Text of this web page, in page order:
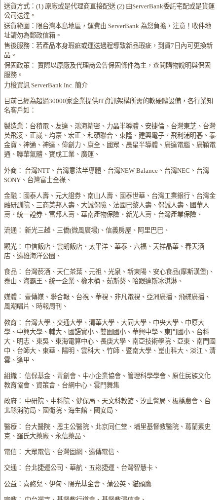
送貨方式：(1) 原廠或是代理商直接配送 (2) 由ServerBank委託宅配或是貨運
公司送達。
送貨範圍：限台灣本島地區，運費由 ServerBank 為您負擔，注意！收件地
址請勿為郵政信箱。
售後服務：若產品本身瑕疵或運送過程導致新品瑕疵，到貨7日內可更換新
品。
保固政策： 實際以原廠及代理商公告保固條件為主，查閱購物說明與保固
服務。
力梭資訊 ServerBank Inc. 簡介
目前已經為超過30000家企業提供IT資訊架構所需的軟硬體設備，各行業知
名客戶如：
製造業：台積電、友達、鴻海精密、力晶半導體、安捷倫、台灣東芝、台灣
英飛凌、正崴、均豪、宏正、和碩聯合、東隆、建興電子、飛利浦明碁、泰
金寶、神通、神達、偉創力、康全、國眾、晨星半導體、廣達電腦、廣穎電
通、聯華氣體、寶成工業、廣運、
外商： 台灣NTT、台灣意法半導體、台灣NEW Balance、台灣NEC、台灣
SONY、台灣富士全祿、
金融：國泰人壽、元大證券、南山人壽、國泰世華、台灣工業銀行、台灣金
融研訓院、三商美邦人壽、大誠保險、法國巴黎人壽、保誠人壽、國華人
壽、統一證券、富邦人壽、華南產物保險、新光人壽、台灣產業保險、
流通： 新光三越、三僑(微風廣場)、信義房屋、阿里巴巴、
觀光： 中信飯店、雲朗飯店、太平洋、華泰、六福、天祥晶華、春天酒
店、遠雄海洋公園、
食品： 台灣菸酒、天仁茶葉、元祖、光泉、新東陽、安心食品(摩斯漢堡)、
泰山、海霸王、統一企業、橡木桶、茹斯葵、哈跟達斯冰淇淋、
媒體： 壹傳媒、聯合報、台視、華視、非凡電視、亞洲廣播、飛碟廣播、
風潮唱片、時報周刊、
教育： 台灣大學、交通大學、清華大學、大同大學、中央大學、中原大
學、中興大學、輔大、國語實小、雙園國小、華興中學、東門國小、台科
大、明志、東吳、東海電算中心、長庚大學、南亞技術學院、亞東、南門國
中、台師大、東華、陽明、雲科大、竹師、暨南大學、崑山科大、淡江、清
雲、逢甲、
組織： 信保基金、青創會、中小企業協會、管理科學學會、原住民族文化
教育協會、資策會、台網中心、雲門舞集
政府： 中研院、中科院、健保局、天文科教館、汐止警局、板橋農會、台
北縣消防局、國衛院、海生館、國安局、
醫療： 台大醫院、恩主公醫院、北京同仁堂、埔里基督教醫院、葛蘭素史
克、羅氏大藥廠、永信藥品、
電信： 大眾電信、台灣固網、遠傳電信、
交通： 台北捷運公司、華航、五崧捷運、台灣智慧卡、
公益：喜憨兒、伊甸、陽光基金會、蒲公英、貓頭鷹